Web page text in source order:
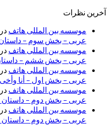
آخرین نظرات
موسسه بین المللی هاتف در
عربی – بخش سوم – داستان
موسسه بین المللی هاتف در
عربی – بخش ششم –
موسسه بین المللی هاتف در
عربی – بخش اول – أنا وأخی
موسسه بین المللی هاتف در
عربی – بخش دوم – داستان
موسسه بین المللی هاتف در
عربی – بخش دوم – داستان